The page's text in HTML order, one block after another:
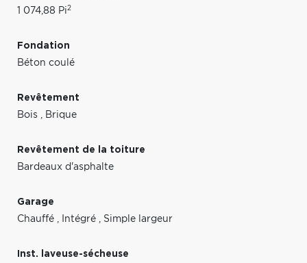
1 074,88 Pi2
Fondation
Béton coulé
Revêtement
Bois , Brique
Revêtement de la toiture
Bardeaux d'asphalte
Garage
Chauffé , Intégré , Simple largeur
Inst. laveuse-sécheuse